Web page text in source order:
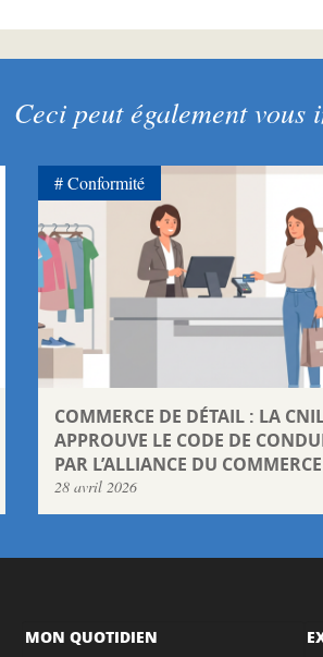
Ceci peut également vous
COMMERCE DE DÉTAIL : LA
APPROUVE LE CODE DE
PAR L’ALLIANCE DU COMMERCE
28 avril 2026
Conformité
MON QUOTIDIEN